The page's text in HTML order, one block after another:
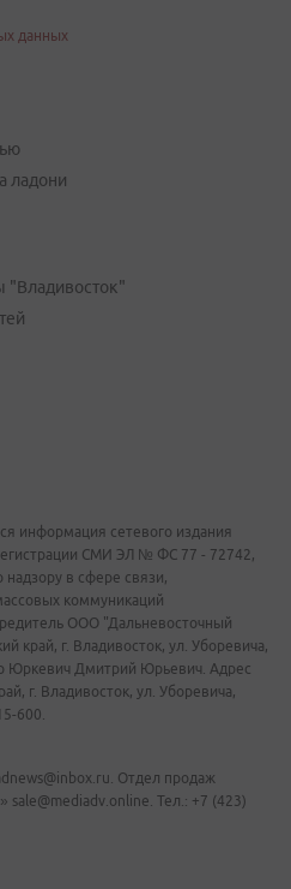
данных
ладони
"Владивосток"
информация сетевого издания
СМИ ЭЛ № ФС 77 - 72742,
в сфере связи,
коммуникаций
ООО "Дальневосточный
край, г. Владивосток, ул. Уборевича,
Юркевич Дмитрий Юрьевич. Адрес
г. Владивосток, ул. Уборевича,
600.
Отдел продаж
Тел.: +7 (423)